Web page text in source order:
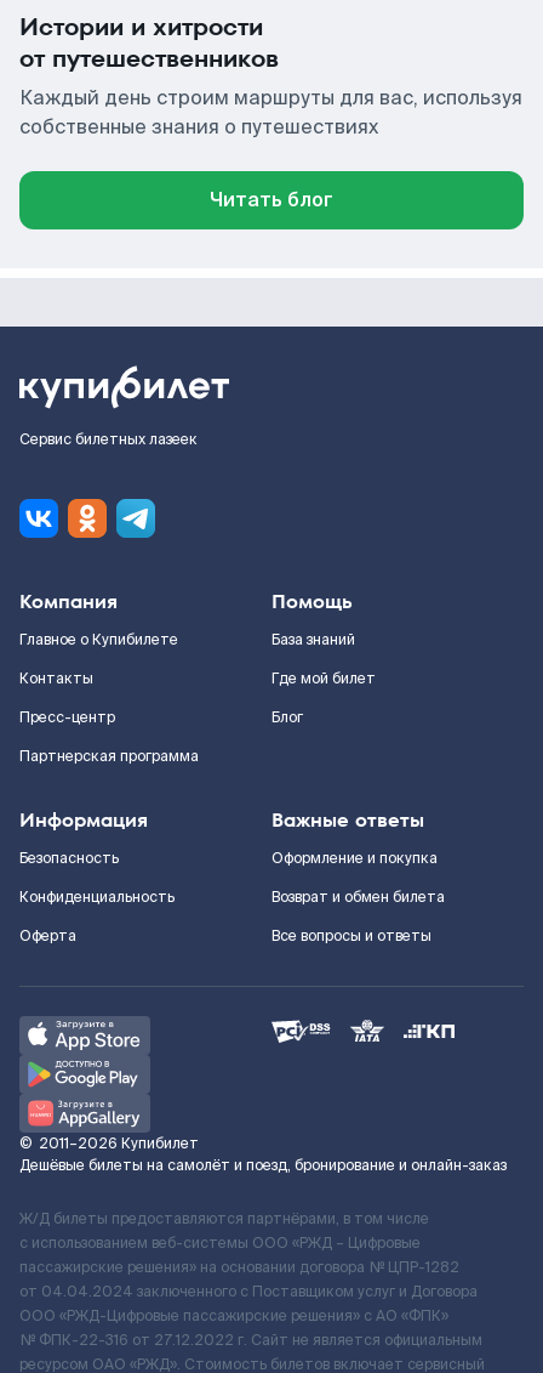
Истории и хитрости
от путешественников
Каждый день строим маршруты для вас, используя
собственные знания о путешествиях
Читать блог
Сервис билетных лазеек
Компания
Главное о Купибилете
Контакты
Пресс-центр
Партнерская программа
Помощь
База знаний
Где мой билет
Блог
Информация
Безопасность
Конфиденциальность
Оферта
Важные ответы
Оформление и покупка
Возврат и обмен билета
Все вопросы и ответы
© 2011–2026 Купибилет
Дешёвые билеты на самолёт и поезд, бронирование и онлайн-заказ
Ж/Д билеты предоставляются партнёрами, в том числе
с использованием веб-системы ООО «РЖД – Цифровые
пассажирские решения» на основании договора № ЦПР-1282
от 04.04.2024 заключенного с Поставщиком услуг и Договора
ООО «РЖД-Цифровые пассажирские решения» c АО «ФПК»
№ ФПК-22-316 от 27.12.2022 г. Сайт не является официальным
ресурсом ОАО «РЖД». Стоимость билетов включает сервисный